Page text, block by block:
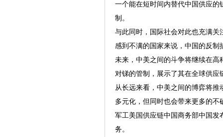
一个能在短时间内替代中国供应
制。
与此同时，国际社会对此也充满
感到不满的国家来说，中国的反
未来，中美之间的斗争将继续在
对锑的管制，展示了其在全球供
从长远来看，中美之间的博弈将
多元化，但同时也会带来更多的不
军工美国供应链中国商务部中国
务。